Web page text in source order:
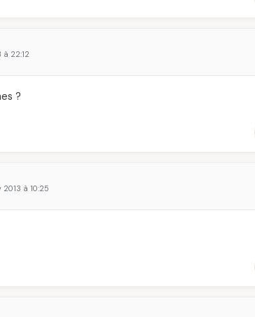
à 22:12
?
2013 à 10:25